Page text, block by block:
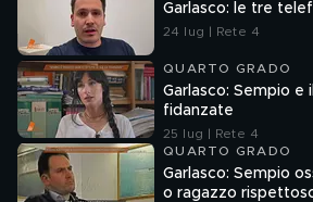
Garlasco: le tre
24 lug | Rete 4
QUARTO GRADO
Garlasco: Sempio
fidanzate
25 lug | Rete 4
QUARTO GRADO
Garlasco: Sempio
o ragazzo